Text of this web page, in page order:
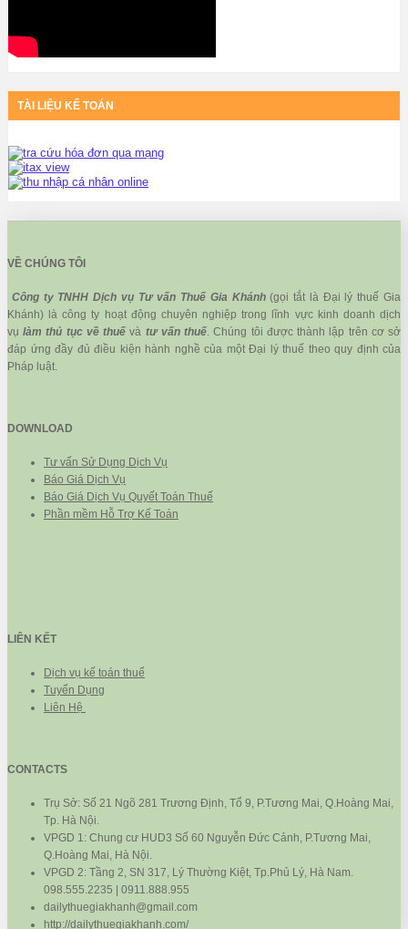
TÀI LIỆU KẾ TOÁN
VỀ CHÚNG TÔI
Công ty TNHH Dịch vụ Tư vấn Thuế Gia Khánh(gọi tắt là Đại lý thuế Gia
Khánh) là công ty hoạt động chuyên nghiệp trong lĩnh vực kinh doanh dịch
vụlàm thủ tục về thuế và tư vấn thuế. Chúng tôi được thành lập trên cơ sở
đáp ứng đầy đủ điều kiện hành nghề của một Đại lý thuế theo quy định của
Pháp luật.
DOWNLOAD
Tư vấn Sử Dụng Dịch Vụ
Báo Giá Dịch Vụ
Báo Giá Dịch Vụ Quyết Toán Thuế
Phần mềm Hỗ Trợ Kế Toán
LIÊN KẾT
Dịch vụ kế toán thuế
Tuyển Dụng
Liên Hệ
CONTACTS
Trụ Sở: Số 21 Ngõ 281 Trương Định, Tổ 9, P.Tương Mai, Q.Hoàng Mai,
Tp. Hà Nội.
VPGD 1: Chung cư HUD3 Số 60 Nguyễn Đức Cảnh, P.Tương Mai,
Q.Hoàng Mai, Hà Nội.
VPGD 2: Tầng 2, SN 317, Lý Thường Kiệt, Tp.Phủ Lý, Hà Nam.
098.555.2235 | 0911.888.955
dailythuegiakhanh@gmail.com
http://dailythuegiakhanh.com/